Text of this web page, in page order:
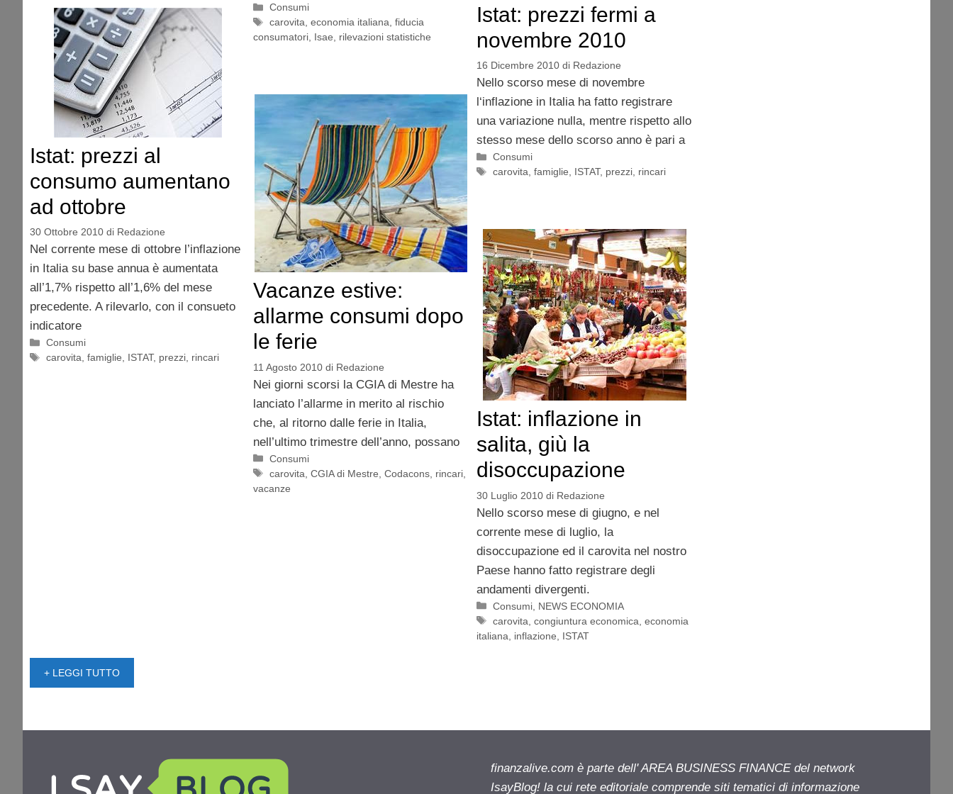
Categorie
Consumi
Tag
carovita,economia italiana,fiducia
consumatori, Isae, rilevazioni statistiche
Istat: prezzi fermi a
novembre 2010
16 Dicembre 2010 di Redazione
Nello scorso mese di novembre
l‘inflazione in Italia ha fatto registrare
una variazione nulla, mentre rispetto allo
stesso mese dello scorso anno è pari a
Categorie
Consumi
Tag
carovita,famiglie, ISTAT, prezzi, rincari
Istat: prezzi al
consumo aumentano
ad ottobre
30 Ottobre 2010 di Redazione
Nel corrente mese di ottobre l’inflazione
in Italia su base annua è aumentata
all’1,7% rispetto all’1,6% del mese
precedente. A rilevarlo, con il consueto
indicatore
Categorie
Consumi
Tag
carovita,famiglie, ISTAT, prezzi, rincari
Vacanze estive:
allarme consumi dopo
le ferie
11 Agosto 2010 di Redazione
Nei giorni scorsi la CGIA di Mestre ha
lanciato l’allarme in merito al rischio
che, al ritorno dalle ferie in Italia,
nell’ultimo trimestre dell’anno, possano
Categorie
Consumi
Tag
carovita ,CGIA di Mestre ,Codacons rincari
vacanze
Istat: inflazione in
salita, giù la
disoccupazione
30 Luglio 2010 di Redazione
Nello scorso mese di giugno, e nel
corrente mese di luglio, la
disoccupazione ed il carovita nel nostro
Paese hanno fatto registrare degli
andamenti divergenti.
Categorie
Consumi NEWS ECONOMIA
Tag
carovita ,congiuntura economica ,economia
italiana
inflazione ISTAT
+ LEGGI TUTTO
finanzalive.com è parte dell' AREA BUSINESS FINANCE del network
IsayBlog! la cui rete editoriale comprende siti tematici di informazione